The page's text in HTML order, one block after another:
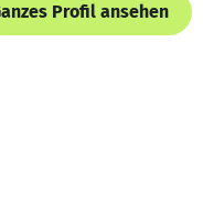
Profil ansehen